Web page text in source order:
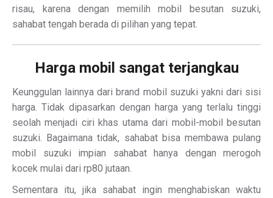
risau, karena dengan memilih mobil besutan suzuki,
sahabat tengah berada di pilihan yang tepat.
Harga mobil sangat terjangkau
Keunggulan lainnya dari brand mobil suzuki yakni dari sisi
harga. Tidak dipasarkan dengan harga yang terlalu tinggi
seolah menjadi ciri khas utama dari mobil-mobil besutan
suzuki. Bagaimana tidak, sahabat bisa membawa pulang
mobil suzuki impian sahabat hanya dengan merogoh
kocek mulai dari rp80 jutaan.
Sementara itu, jika sahabat ingin menghabiskan waktu